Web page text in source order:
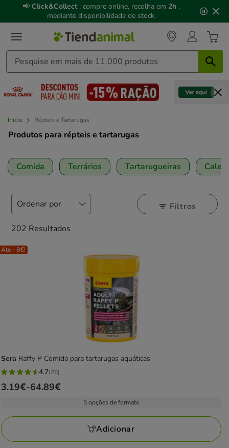
3,
mensagem,
📢 Click&Collect : compre online, recolha em 2h ,
mediante disponibilidade de stock.
Início Répteis e Tartarugas
Produtos para répteis e tartarugas
Comida Terrários Tartarugueiras
Filtros
202 Resultados
Até - 8€!
Sera Raffy P Comida para tartarugas aquáticas
4.7
estrelas
26
avaliações
4.7(26)
Preço
a
64.89€
3.19€-64.89€
5 opções de formato
Adicionar